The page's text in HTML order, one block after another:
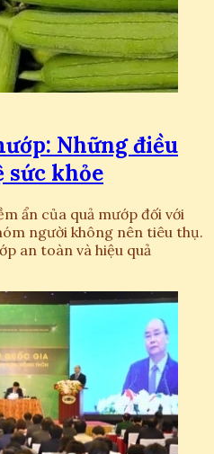
Những điều
sức khỏe
ẩn của quả mướp đối với
người không nên tiêu thụ.
an toàn và hiệu quả